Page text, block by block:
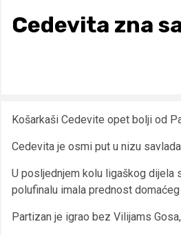
Cedevita zna
Košarkaši Cedevite opet bolji od
Cedevita je osmi put u nizu
U posljednjem kolu ligaškog dijela
polufinalu imala prednost domaćeg
Partizan je igrao bez Vilijams